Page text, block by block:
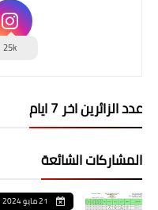
25k
عدد الزائرين اخر 7 ايام
المشاركات الشائعة
21 مايو 2024